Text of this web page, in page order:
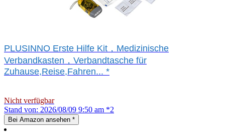
PLUSINNO Erste Hilfe Kit，Medizinische
Verbandkasten，Verbandtasche für
Zuhause,Reise,Fahren... *
Nicht verfügbar
Stand von: 2026/08/09 9:50 am *2
Bei Amazon ansehen *